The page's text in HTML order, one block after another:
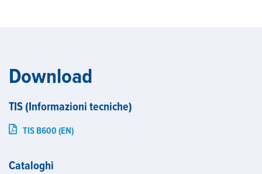
Download
TIS (Informazioni tecniche)
TIS B600 (EN)
Cataloghi